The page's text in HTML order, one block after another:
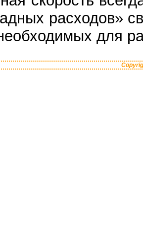
расходов»
для